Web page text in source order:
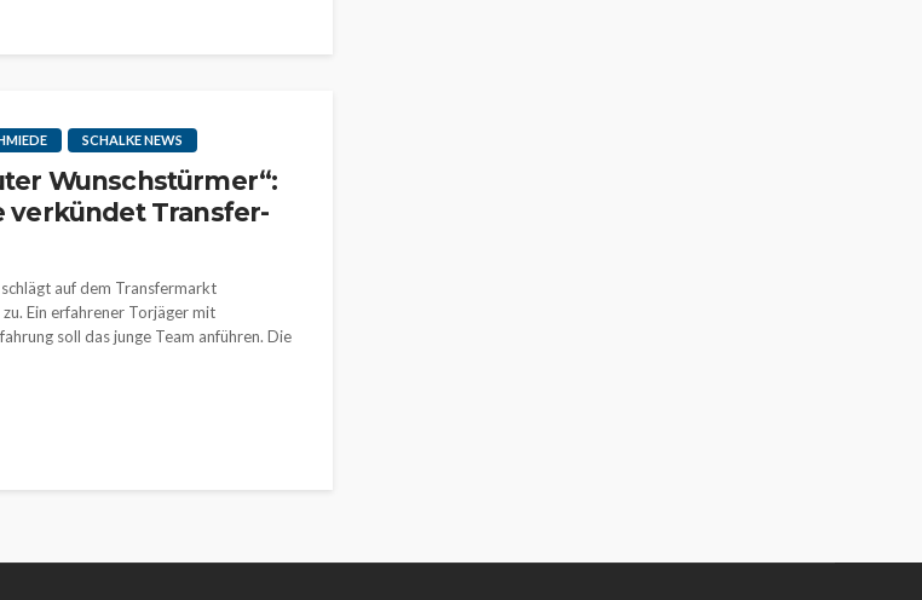
SCHALKE NEWS
Wunschstürmer“:
verkündet Transfer-
auf dem Transfermarkt
Ein erfahrener Torjäger mit
soll das junge Team anführen. Die